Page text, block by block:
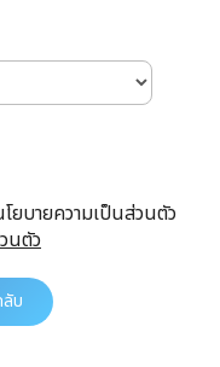
ยบายความเป็นส่วนตัว
นตัว
บ